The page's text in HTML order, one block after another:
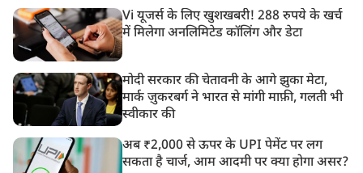
Vi यूजर्स के लिए खुशखबरी! 288 रुपये के खर्च
में मिलेगा अनलिमिटेड कॉलिंग और डेटा
मोदी सरकार की चेतावनी के आगे झुका मेटा,
मार्क ज़ुकरबर्ग ने भारत से मांगी माफ़ी, गलती भी
स्वीकार की
अब ₹2,000 से ऊपर के UPI पेमेंट पर लग
सकता है चार्ज, आम आदमी पर क्या होगा असर?